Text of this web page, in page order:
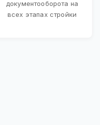
документооборота на
всех этапах стройки